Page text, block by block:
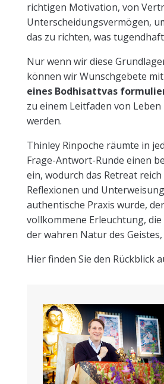
richtigen Motivation, von
Unterscheidungsvermögen,
das zu richten, was
Nur wenn wir diese
können wir Wunschgebete
eines Bodhisattvas
zu einem Leitfaden von Leben
werden.
Thinley Rinpoche räumte in
Frage-Antwort-Runde einen
ein, wodurch das Retreat
Reflexionen und
authentische Praxis wurde,
vollkommene Erleuchtung,
der wahren Natur des Geistes,
Hier finden Sie den Rückblick